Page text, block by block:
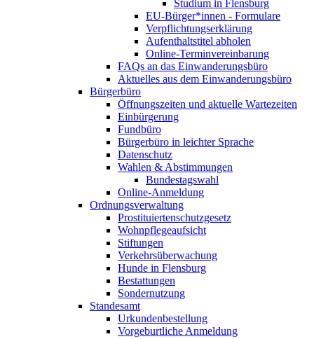
Studium in Flensburg
EU-Bürger*innen - Formulare
Verpflichtungserklärung
Aufenthaltstitel abholen
Online-Terminvereinbarung
FAQs an das Einwanderungsbüro
Aktuelles aus dem Einwanderungsbüro
Bürgerbüro
Öffnungszeiten und aktuelle Wartezeiten
Einbürgerung
Fundbüro
Bürgerbüro in leichter Sprache
Datenschutz
Wahlen & Abstimmungen
Bundestagswahl
Online-Anmeldung
Ordnungsverwaltung
Prostituiertenschutzgesetz
Wohnpflegeaufsicht
Stiftungen
Verkehrsüberwachung
Hunde in Flensburg
Bestattungen
Sondernutzung
Standesamt
Urkundenbestellung
Vorgeburtliche Anmeldung